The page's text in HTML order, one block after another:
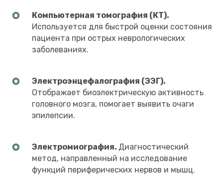
Компьютерная томография (КТ).
Используется для быстрой оценки состояния
пациента при острых неврологических
заболеваниях.
Электроэнцефалография (ЭЭГ).
Отображает биоэлектрическую активность
головного мозга, помогает выявить очаги
эпилепсии.
Электромиография. Диагностический
метод, направленный на исследование
функций периферических нервов и мышц.